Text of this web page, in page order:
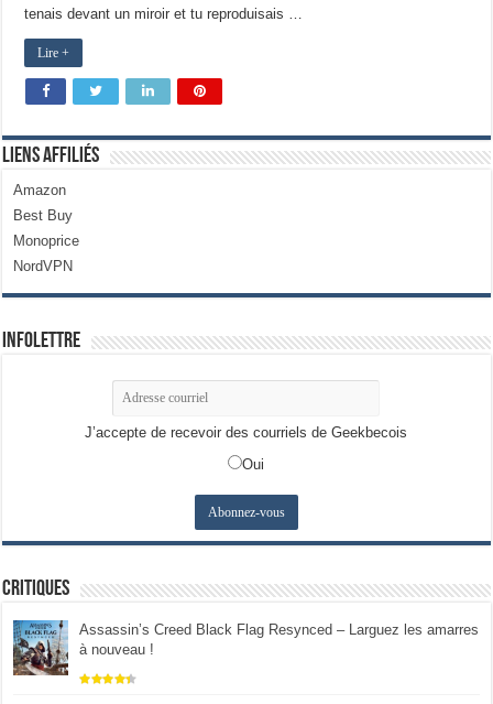
tenais devant un miroir et tu reproduisais …
Lire +
Liens Affiliés
Amazon
Best Buy
Monoprice
NordVPN
Infolettre
J’accepte de recevoir des courriels de Geekbecois
Oui
Critiques
Assassin’s Creed Black Flag Resynced – Larguez les amarres
à nouveau !